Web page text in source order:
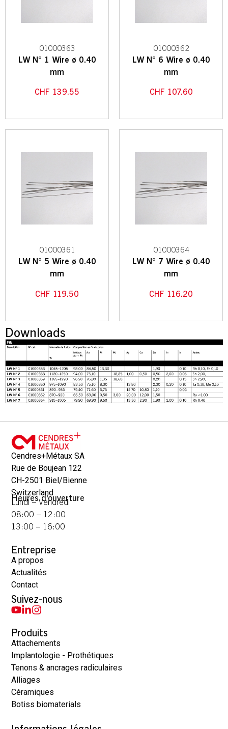
01000363
LW N° 1 Wire ø 0.40
mm
CHF 139.55
01000362
LW N° 6 Wire ø 0.40
mm
CHF 107.60
01000361
LW N° 5 Wire ø 0.40
mm
CHF 119.50
01000364
LW N° 7 Wire ø 0.40
mm
CHF 116.20
Downloads
Cendres+Métaux SA
Rue de Boujean 122
CH-2501 Biel/Bienne
Switzerland
Heures d'ouverture
Lundi – Vendredi
08:00 – 12:00
13:00 – 16:00
Entreprise
A propos
Actualités
Contact
Suivez-nous
Produits
Attachements
Implantologie - Prothétiques
Tenons & ancrages radiculaires
Alliages
Céramiques
Botiss biomaterials